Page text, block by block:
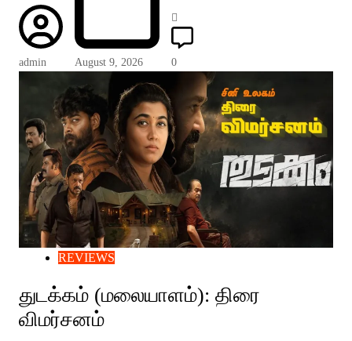
admin August 9, 2026 0
REVIEWS
துடக்கம் (மலையாளம்): திரை
விமர்சனம்